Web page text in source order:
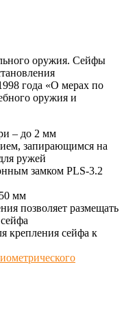
оружия. Сейфы
года «О мерах по
оружия и
– до 2 мм
запирающимся на
ружей
замком PLS-3.2
мм
позволяет размещать
крепления сейфа к